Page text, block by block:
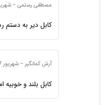
مصطفی رستمی– شهریور
کابل دیر به دستم
آرش کمانگیر– شهریور 17, 1399
کابل بلند و خوبیه